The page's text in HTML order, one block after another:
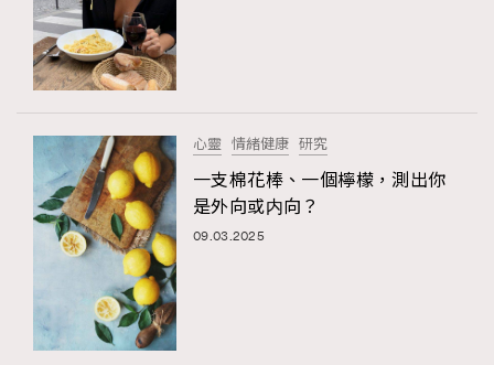
心靈 情緒健康 研究
一支棉花棒、一個檸檬，測出你
是外向或内向？
09.03.2025